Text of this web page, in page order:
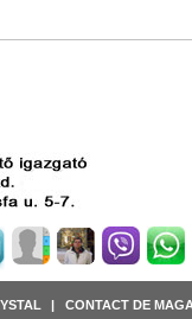
CONTACT DE